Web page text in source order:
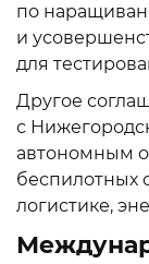
по
и
для
Другое
с
автономным
беспилотных
логистике,